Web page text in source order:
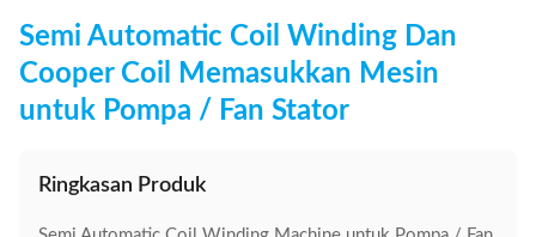
Semi Automatic Coil Winding Dan
Cooper Coil Memasukkan Mesin
untuk Pompa / Fan Stator
Ringkasan Produk